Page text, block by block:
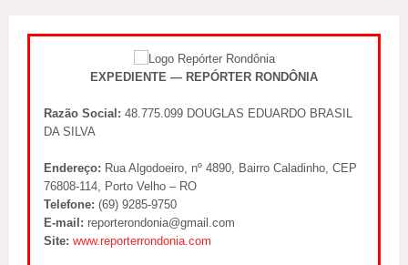
EXPEDIENTE — REPÓRTER RONDÔNIA
Razão Social: 48.775.099 DOUGLAS EDUARDO BRASIL
DA SILVA
Endereço: Rua Algodoeiro, nº 4890, Bairro Caladinho, CEP
76808-114, Porto Velho – RO
Telefone: (69) 9285-9750
E-mail: reporterondonia@gmail.com
Site: www.reporterrondonia.com